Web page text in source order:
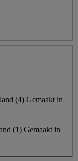
(4) Gemaakt in
(1) Gemaakt in